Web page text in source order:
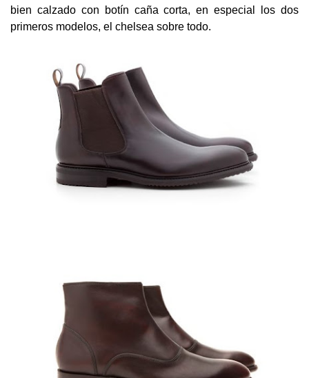
bien calzado con botín caña corta, en especial los dos
primeros modelos, el chelsea sobre todo.